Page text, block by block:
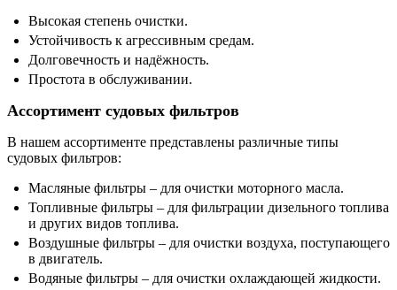
Высокая степень очистки.
Устойчивость к агрессивным средам.
Долговечность и надёжность.
Простота в обслуживании.
Ассортимент судовых фильтров
В нашем ассортименте представлены различные типы
судовых фильтров:
Масляные фильтры – для очистки моторного масла.
Топливные фильтры – для фильтрации дизельного топлива
и других видов топлива.
Воздушные фильтры – для очистки воздуха, поступающего
в двигатель.
Водяные фильтры – для очистки охлаждающей жидкости.